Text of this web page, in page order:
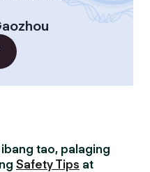
tao, palaging
Safety Tips at